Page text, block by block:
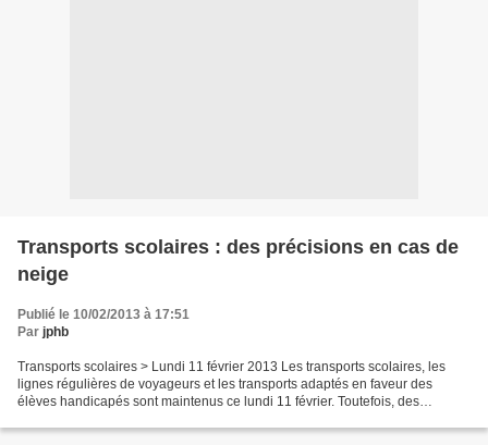
Transports scolaires : des précisions en cas de
neige
Publié le 10/02/2013 à 17:51
Par jphb
Transports scolaires > Lundi 11 février 2013 Les transports scolaires, les
lignes régulières de voyageurs et les transports adaptés en faveur des
élèves handicapés sont maintenus ce lundi 11 février. Toutefois, des